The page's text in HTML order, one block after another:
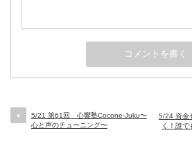
5/21 第61回 心響塾Cocone-Juku〜
心と声のチューニング〜
5/24 資金
く！誰で